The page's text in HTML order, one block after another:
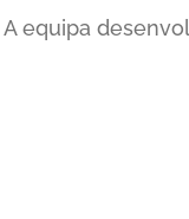
A equipa